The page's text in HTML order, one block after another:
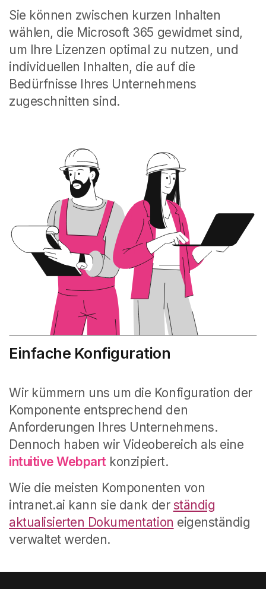
Sie können zwischen kurzen Inhalten
wählen, die Microsoft 365 gewidmet sind,
um Ihre Lizenzen optimal zu nutzen, und
individuellen Inhalten, die auf die
Bedürfnisse Ihres Unternehmens
zugeschnitten sind.
Einfache Konfiguration
Wir kümmern uns um die Konfiguration der
Komponente entsprechend den
Anforderungen Ihres Unternehmens.
Dennoch haben wir Videobereich als eine
intuitive Webpartkonzipiert.
Wie die meisten Komponenten von
intranet.ai kann sie dank der ständig
aktualisierten Dokumentation eigenständig
verwaltet werden.